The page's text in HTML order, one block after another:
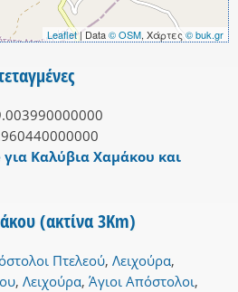
Leaflet| Data© OSM, Χάρτες © buk.gr
για Καλύβια Χαμάκου και
(ακτίνα 3Km)
Πτελεού, Λειχούρα,
, Λειχούρα, Άγιοι Απόστολοι,